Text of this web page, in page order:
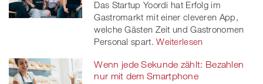
Das Startup Yoordi hat Erfolg im
Gastromarkt mit einer cleveren App,
welche Gästen Zeit und Gastronomen
Personal spart. Weiterlesen
Wenn jede Sekunde zählt: Bezahlen
nur mit dem Smartphone